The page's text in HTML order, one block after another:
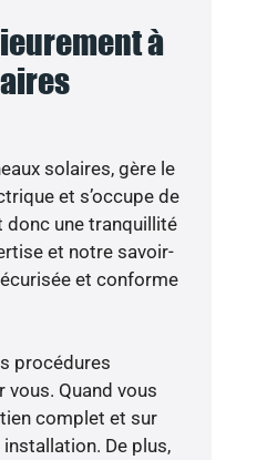
à
solaires, gère le
et s’occupe de
une tranquillité
et notre savoir-
et conforme
procédures
Quand vous
complet et sur
De plus,